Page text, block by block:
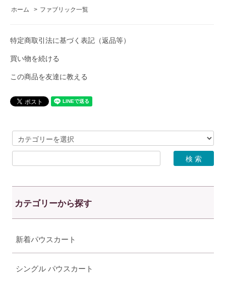
ホーム
> ファブリック一覧
特定商取引法に基づく表記（返品等）
買い物を続ける
この商品を友達に教える
カテゴリーから探す
新着パウスカート
シングル パウスカート